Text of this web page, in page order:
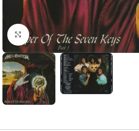
Clic para ampliar